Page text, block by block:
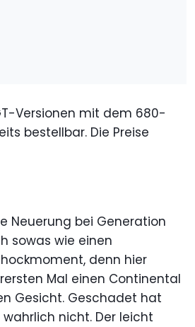
Versionen mit dem 680-
bestellbar. Die Preise
Neuerung bei Generation
sowas wie einen
denn hier
Mal einen Continental
Gesicht. Geschadet hat
nicht. Der leicht